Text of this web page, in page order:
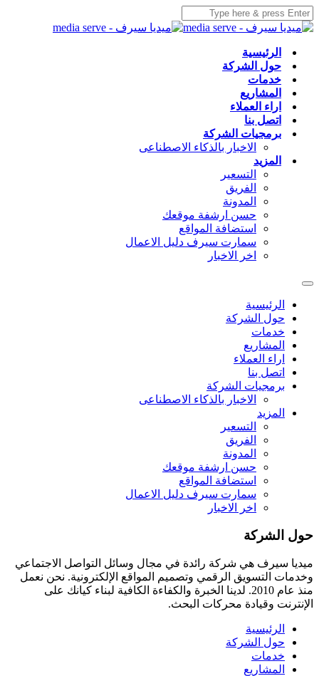
الرئيسية
حول الشركة
خدمات
المشاريع
اراء العملاء
اتصل بنا
برمجيات الشركة
الاخبار بالذكاء الاصطناعى
المزيد
التسعير
الفريق
المدونة
حسن ارشفة موقعك
استضافة المواقع
سمارت سيرف دليل الاعمال
اخر الاخبار
الرئيسية
حول الشركة
خدمات
المشاريع
اراء العملاء
اتصل بنا
برمجيات الشركة
الاخبار بالذكاء الاصطناعى
المزيد
التسعير
الفريق
المدونة
حسن ارشفة موقعك
استضافة المواقع
سمارت سيرف دليل الاعمال
اخر الاخبار
حول الشركة
ميديا ​​سيرف هي شركة رائدة في مجال وسائل التواصل الاجتماعي
وخدمات التسويق الرقمي وتصميم المواقع الإلكترونية. نحن نعمل
منذ عام 2010. لدينا الخبرة والكفاءة الكافية لبناء كيانك على
الإنترنت وقيادة محركات البحث.
الرئيسية
حول الشركة
خدمات
المشاريع